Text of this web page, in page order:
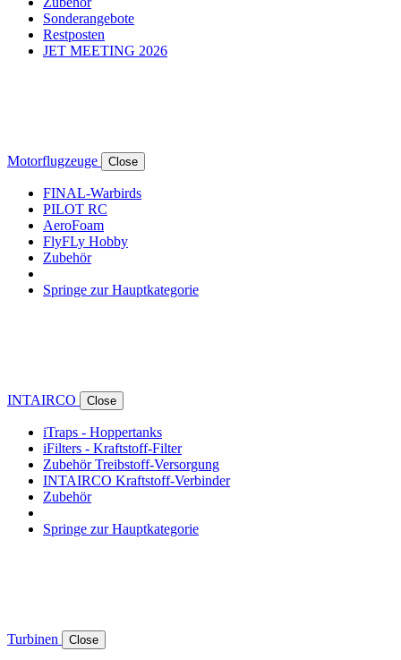
Sonderangebote
Restposten
JET MEETING 2026
Motorflugzeuge Close
FINAL-Warbirds
PILOT RC
AeroFoam
FlyFLy Hobby
Zubehör
Springe zur Hauptkategorie
INTAIRCO Close
iTraps - Hoppertanks
iFilters - Kraftstoff-Filter
Zubehör Treibstoff-Versorgung
INTAIRCO Kraftstoff-Verbinder
Zubehör
Springe zur Hauptkategorie
Turbinen Close